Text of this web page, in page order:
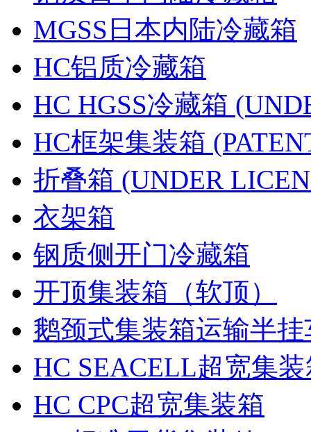
MGSS日本内陆冷藏箱
HC铝质冷藏箱
HC HGSS冷藏箱
HC框架集装箱
折叠箱 (UNDER
衣架箱
钢质侧开门冷藏箱
开顶集装箱（软顶）
鹅颈式集装箱运输半挂
HC SEACELL超宽集
HC CPC超宽集装箱